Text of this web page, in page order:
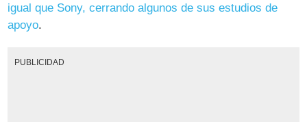
igual que Sony, cerrando algunos de sus estudios de
apoyo.
PUBLICIDAD